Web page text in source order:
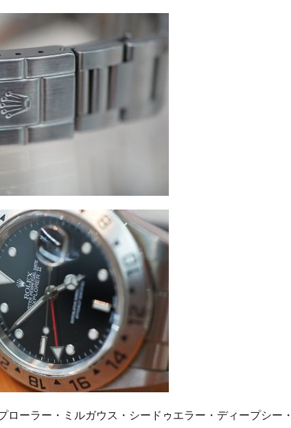
ーラー・ミルガウス・シードゥエラー・ディープシー